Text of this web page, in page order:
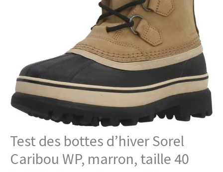
Test des bottes d’hiver Sorel
Caribou WP, marron, taille 40